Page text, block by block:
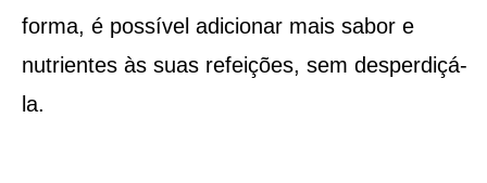
forma, é possível adicionar mais sabor e
nutrientes às suas refeições, sem desperdiçá-
la.